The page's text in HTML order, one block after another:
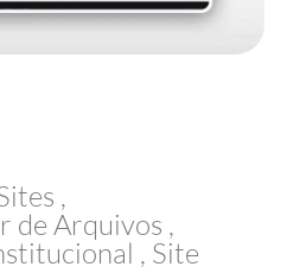
de Arquivos
Site